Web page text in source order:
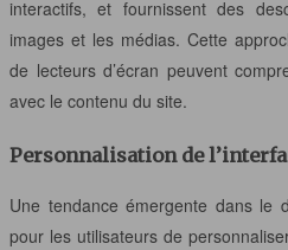
interactifs, et fournissent des
images et les médias. Cette
de lecteurs d’écran peuvent
avec le contenu du site.
Personnalisation de
Une tendance émergente dans le
pour les utilisateurs de